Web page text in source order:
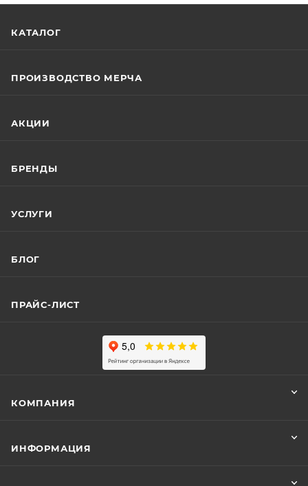
КАТАЛОГ
ПРОИЗВОДСТВО МЕРЧА
АКЦИИ
БРЕНДЫ
УСЛУГИ
БЛОГ
ПРАЙС-ЛИСТ
КОМПАНИЯ
ИНФОРМАЦИЯ